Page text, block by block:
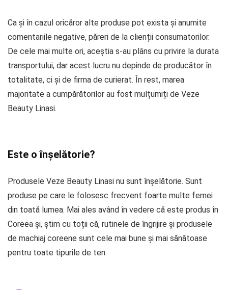
Ca și în cazul oricăror alte produse pot exista și anumite
comentariile negative, păreri de la clienții consumatorilor.
De cele mai multe ori, aceștia s-au plâns cu privire la durata
transportului, dar acest lucru nu depinde de producător în
totalitate, ci și de firma de curierat. În rest, marea
majoritate a cumpărătorilor au fost mulțumiți de Veze
Beauty Linasi.
Este o înșelătorie?
Produsele Veze Beauty Linasi nu sunt înșelătorie. Sunt
produse pe care le folosesc frecvent foarte multe femei
din toată lumea. Mai ales având în vedere că este produs în
Coreea și, știm cu toții că, rutinele de îngrijire și produsele
de machiaj coreene sunt cele mai bune și mai sănătoase
pentru toate tipurile de ten.